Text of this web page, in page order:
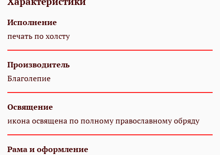
Исполнение
печать по холсту
Производитель
Благолепие
Освящение
икона освящена по полному православному обряду
Рама и оформление